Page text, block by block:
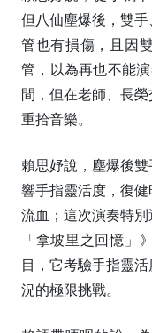
但八仙塵爆後，雙
管也有損傷，且因
管，以為再也不能
間，但在老師、長
重拾音樂。
賴思妤說，塵爆後
響手指靈活度，復健
流血；這次演奏特
「拿坡里之回憶」
目，它考驗手指靈
況的極限挑戰。